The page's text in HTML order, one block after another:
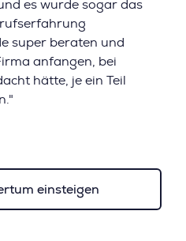
es wurde sogar das
super beraten und
anfangen, bei
hätte, je ein Teil
einsteigen